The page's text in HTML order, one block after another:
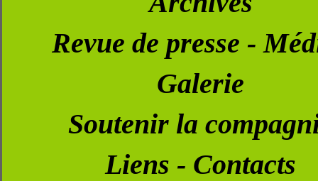
Revue de presse -
Galerie
Soutenir la
Liens - Contacts